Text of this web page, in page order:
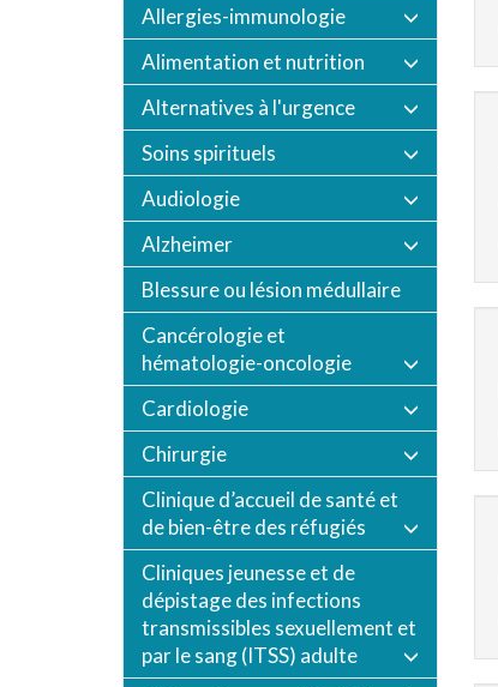
Allergies-immunologie
Alimentation et nutrition
Alternatives à l'urgence
Soins spirituels
Audiologie
Alzheimer
Blessure ou lésion médullaire
Cancérologie et
hématologie-oncologie
Cardiologie
Chirurgie
Clinique d’accueil de santé et
de bien-être des réfugiés
Cliniques jeunesse et de
dépistage des infections
transmissibles sexuellement et
par le sang (ITSS) adulte